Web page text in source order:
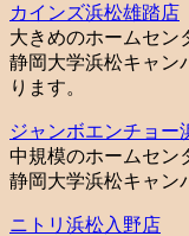
カインズ浜松雄踏店
大きめのホームセン
静岡大学浜松キャン
ります。
ジャンボエンチョー
中規模のホームセン
静岡大学浜松キャン
ニトリ浜松入野店